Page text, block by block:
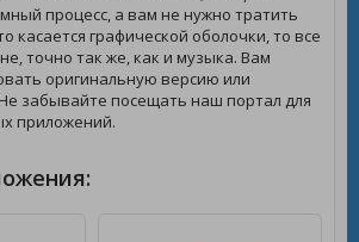
процесс, а вам не нужно тратить
касается графической оболочки, то все
точно так же, как и музыка. Вам
оригинальную версию или
забывайте посещать наш портал для
приложений.